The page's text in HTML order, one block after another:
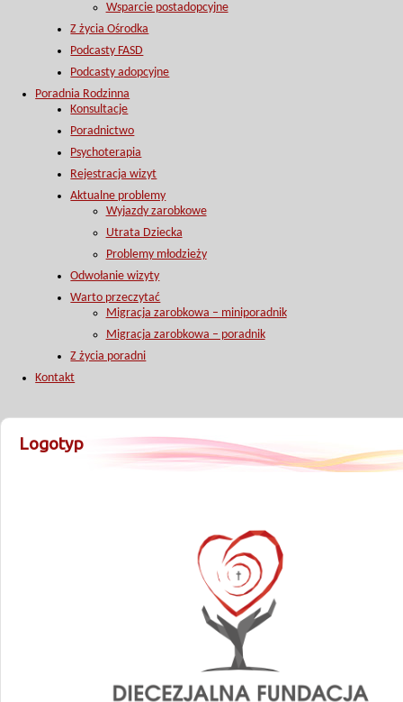
Wsparcie postadopcyjne
Z życia Ośrodka
Podcasty FASD
Podcasty adopcyjne
Poradnia Rodzinna
Konsultacje
Poradnictwo
Psychoterapia
Rejestracja wizyt
Aktualne problemy
Wyjazdy zarobkowe
Utrata Dziecka
Problemy młodzieży
Odwołanie wizyty
Warto przeczytać
Migracja zarobkowa – miniporadnik
Migracja zarobkowa – poradnik
Z życia poradni
Kontakt
Logotyp